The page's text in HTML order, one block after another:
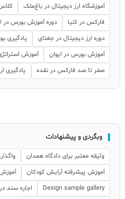
آموزشگاه ارز دیجیتال در باغ‌ملک
فارکس در کنیا
دوره آموزش بورس در
دوره ارز دیجیتال در جغتای
یادگیری
آموزش بورس در ایوان
آموزش
صفر تا صد فارکس در نقده
یادگیری
وبگردی و پیشنهادات
وثیقه معتبر برای دادگاه همدان
آموزش پیشرفته آرایش کودکان
Design sample gallery
اجاره سند